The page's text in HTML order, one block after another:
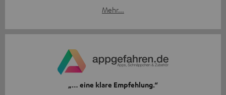
Mehr...
„… eine klare Empfehlung.“